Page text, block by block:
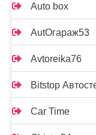
Auto box
AutOгараж53
Avtoreika76
Bitstop
Car Time